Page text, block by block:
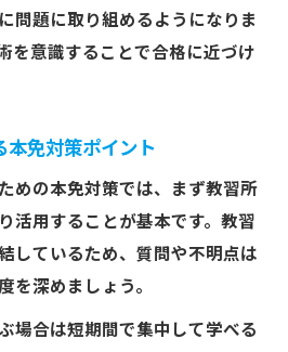
問題に取り組めるようになりま
を意識することで合格に近づけ
本免対策ポイント
めの本免対策では、まず教習所
活用することが基本です。教習
しているため、質問や不明点は
を深めましょう。
場合は短期間で集中して学べる